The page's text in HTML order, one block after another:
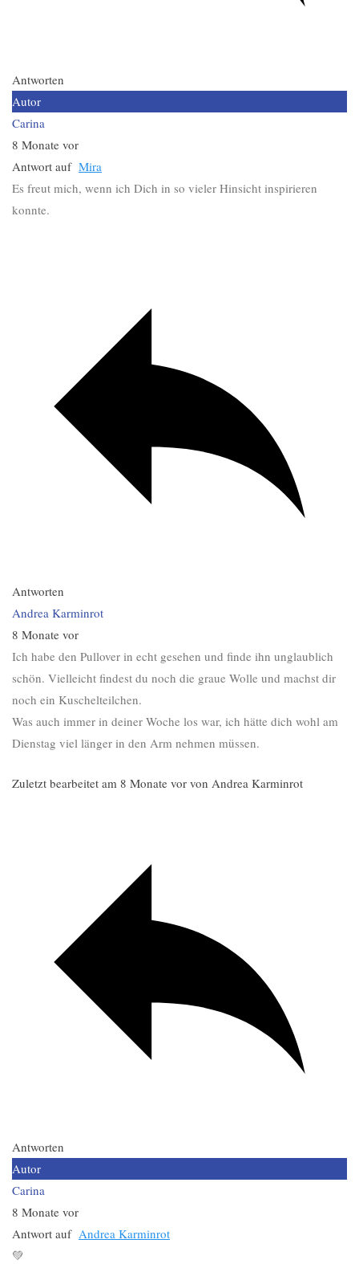
Antworten
Autor
Carina
8 Monate vor
Antwort auf Mira
Es freut mich, wenn ich Dich in so vieler Hinsicht inspirieren
konnte.
Antworten
Andrea Karminrot
8 Monate vor
Ich habe den Pullover in echt gesehen und finde ihn unglaublich
schön. Vielleicht findest du noch die graue Wolle und machst dir
noch ein Kuschelteilchen.
Was auch immer in deiner Woche los war, ich hätte dich wohl am
Dienstag viel länger in den Arm nehmen müssen.
Zuletzt bearbeitet am 8 Monate vor von Andrea Karminrot
Antworten
Autor
Carina
8 Monate vor
Antwort auf Andrea Karminrot
💚